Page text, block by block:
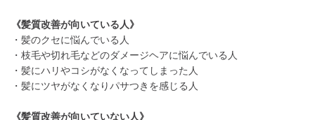
《髪質改善が向いている人》
・髪のクセに悩んでいる人
・枝毛や切れ毛などのダメージヘアに悩んでいる人
・髪にハリやコシがなくなってしまった人
・髪にツヤがなくなりパサつきを感じる人
《髪質改善が向いていない人》